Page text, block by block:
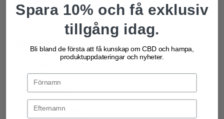
Företagsnamn*
Spara 10% och få exklusiv
tillgång idag.
Bli bland de första att få kunskap om CBD och hampa,
produktuppdateringar och nyheter.